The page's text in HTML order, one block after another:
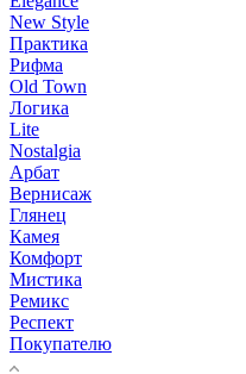
New Style
Практика
Рифма
Old Town
Логика
Lite
Nostalgia
Арбат
Вернисаж
Глянец
Камея
Комфорт
Мистика
Ремикс
Респект
Покупателю